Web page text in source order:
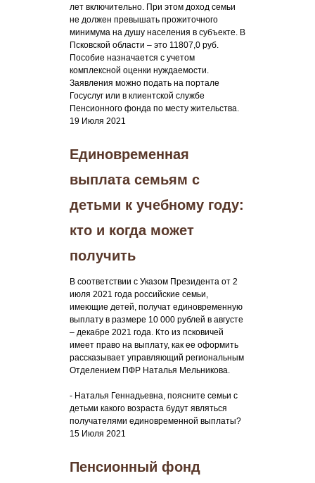
лет включительно. При этом доход семьи
не должен превышать прожиточного
минимума на душу населения в субъекте. В
Псковской области – это 11807,0 руб.
Пособие назначается с учетом
комплексной оценки нуждаемости.
Заявления можно подать на портале
Госуслуг или в клиентской службе
Пенсионного фонда по месту жительства.
19 Июля 2021
Единовременная
выплата семьям с
детьми к учебному году:
кто и когда может
получить
В соответствии с Указом Президента от 2
июля 2021 года российские семьи,
имеющие детей, получат единовременную
выплату в размере 10 000 рублей в августе
– декабре 2021 года. Кто из псковичей
имеет право на выплату, как ее оформить
рассказывает управляющий региональным
Отделением ПФР Наталья Мельникова.
- Наталья Геннадьевна, поясните семьи с
детьми какого возраста будут являться
получателями единовременной выплаты?
15 Июля 2021
Пенсионный фонд